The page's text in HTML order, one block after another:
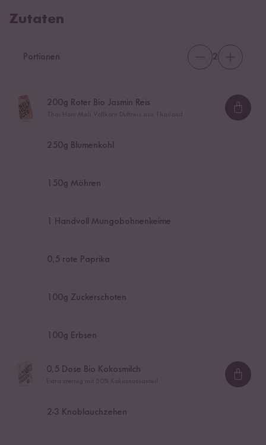
Zutaten
Portionen 2
200g Roter Bio Jasmin Reis
250g Blumenkohl
150g Möhren
1 Handvoll Mungobohnenkeime
0,5 rote Paprika
100g Zuckerschoten
100g Erbsen
0,5 Dose Bio Kokosmilch
2-3 Knoblauchzehen